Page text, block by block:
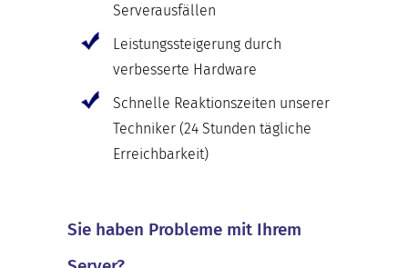
Serverausfällen
Leistungssteigerung durch
verbesserte Hardware
Schnelle Reaktionszeiten unserer
Techniker (24 Stunden tägliche
Erreichbarkeit)
Sie haben Probleme mit Ihrem